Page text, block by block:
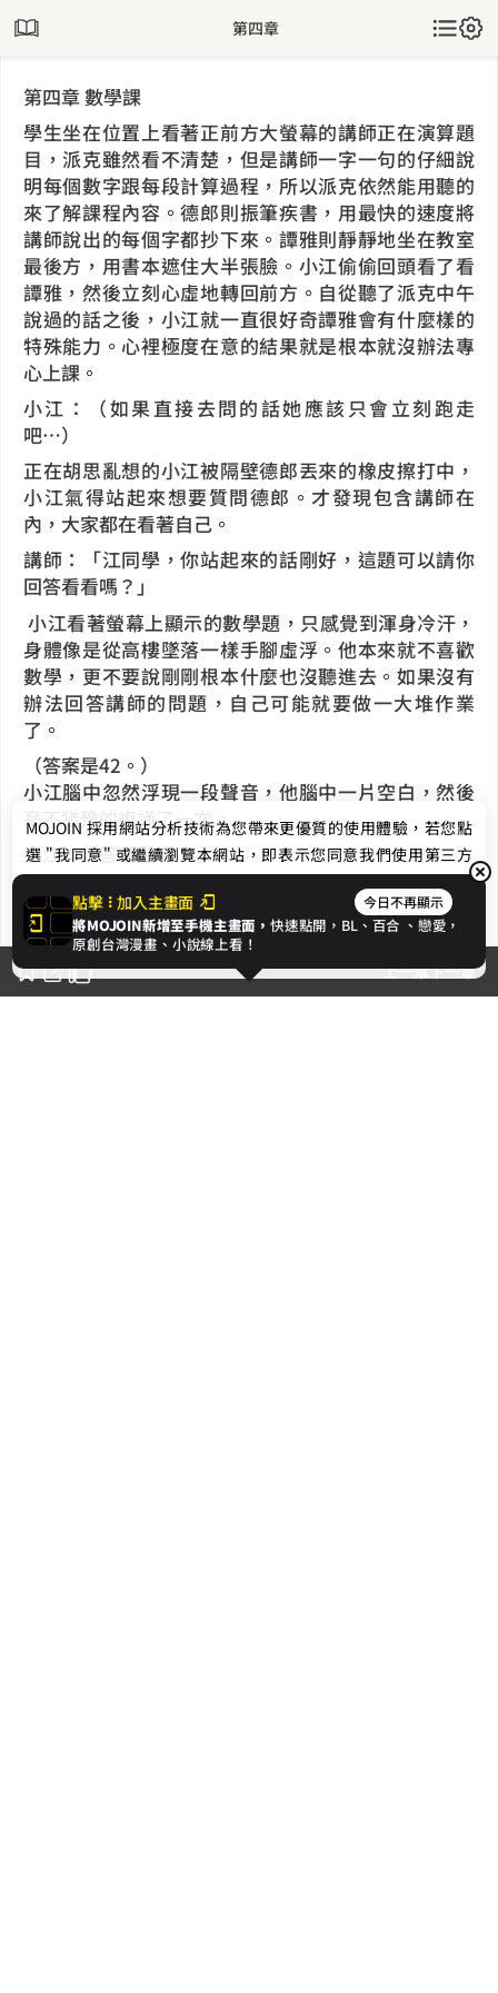
第四章
上一章下一章
第四章 數學課
學生坐在位置上看著正前方大螢幕的講師正在演算題
目，派克雖然看不清楚，但是講師一字一句的仔細說
明每個數字跟每段計算過程，所以派克依然能用聽的
來了解課程內容。德郎則振筆疾書，用最快的速度將
講師說出的每個字都抄下來。譚雅則靜靜地坐在教室
最後方，用書本遮住大半張臉。小江偷偷回頭看了看
譚雅，然後立刻心虛地轉回前方。自從聽了派克中午
說過的話之後，小江就一直很好奇譚雅會有什麼樣的
特殊能力。心裡極度在意的結果就是根本就沒辦法專
心上課。
小江：（如果直接去問的話她應該只會立刻跑走
吧…）
正在胡思亂想的小江被隔壁德郎丟來的橡皮擦打中，
小江氣得站起來想要質問德郎。才發現包含講師在
內，大家都在看著自己。
講師：「江同學，你站起來的話剛好，這題可以請你
回答看看嗎？」
小江看著螢幕上顯示的數學題，只感覺到渾身冷汗，
身體像是從高樓墜落一樣手腳虛浮。他本來就不喜歡
數學，更不要說剛剛根本什麼也沒聽進去。如果沒有
辦法回答講師的問題，自己可能就要做一大堆作業
了。
（答案是42。）
小江腦中忽然浮現一段聲音，他腦中一片空白，然後
毫不猶豫的複誦了一次。
小江：「答案是42。」
講師：「很好，答案是42。江同學，你學得很快。在
這題裡，我們要注意到…」
講師讚許的點點頭之後繼續講解題目，小江則在原地
茫然地四處張望，想要確認聲音來源。
德郎：「小江？你怎麼了？」
點擊 加入主畫面 今日不再顯示
將MOJOIN新增至手機主畫面，快速點開，BL、 百合 、戀愛，
原創台灣漫畫、小說線上看！
MOJOIN 採用網站分析技術為您帶來更優質的使用體驗，若您點
選 "我同意" 或繼續瀏覽本網站，即表示您同意我們使用第三方
Cookie，欲瞭解更多資訊請見隱私權政策。
我同意